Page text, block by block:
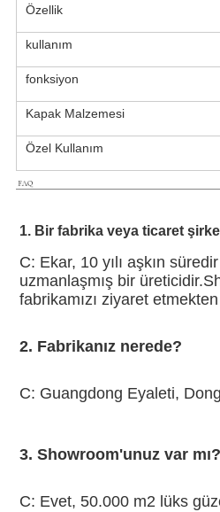
Özellik
kullanım
fonksiyon
Kapak Malzemesi
Özel Kullanım
1. Bir fabrika veya ticaret
C: Ekar, 10 yılı aşkın
uzmanlaşmış bir
fabrikamızı ziyaret
2. Fabrikanız nerede?
C: Guangdong Eyaleti,
3. Showroom'unuz var mı?
C: Evet, 50.000 m2 lüks